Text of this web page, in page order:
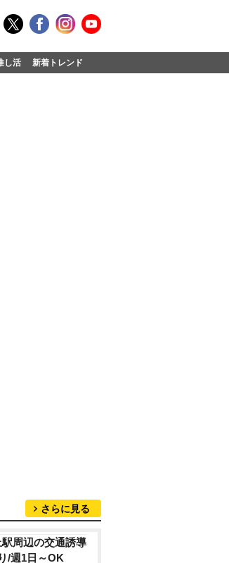
し活 新着トレンド
さらに見る
駅周辺の交通誘導
/週1日～OK